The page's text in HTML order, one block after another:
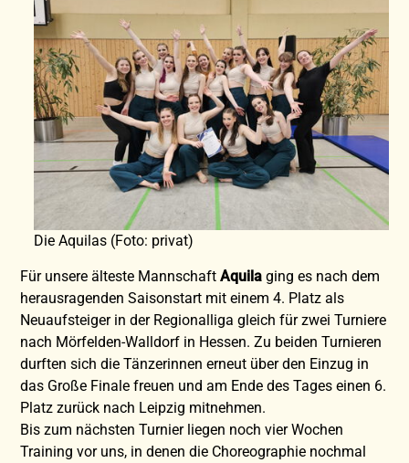
Die Aquilas (Foto: privat)
Für unsere älteste MannschaftAquila ging es nach dem
herausragenden Saisonstart mit einem 4. Platz als
Neuaufsteiger in der Regionalliga gleich für zwei Turniere
nach Mörfelden-Walldorf in Hessen. Zu beiden Turnieren
durften sich die Tänzerinnen erneut über den Einzug in
das Große Finale freuen und am Ende des Tages einen 6.
Platz zurück nach Leipzig mitnehmen.
Bis zum nächsten Turnier liegen noch vier Wochen
Training vor uns, in denen die Choreographie nochmal